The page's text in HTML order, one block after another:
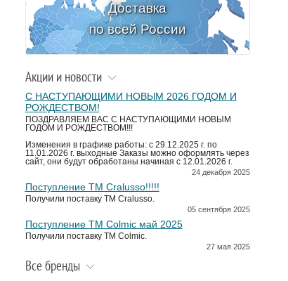
Доставка
по всей России
Акции и новости
С НАСТУПАЮЩИМИ НОВЫМ 2026 ГОДОМ И
РОЖДЕСТВОМ!
ПОЗДРАВЛЯЕМ ВАС С НАСТУПАЮЩИМИ НОВЫМ
ГОДОМ И РОЖДЕСТВОМ!!!
Изменения в графике работы: с 29.12.2025 г. по
11.01.2026 г. выходные Заказы можно оформлять через
сайт, они будут обработаны начиная с 12.01.2026 г.
24 декабря 2025
Поступление TM Cralusso!!!!!
Получили поставку ТМ Cralusso.
05 сентября 2025
Поступление TM Colmic май 2025
Получили поставку ТМ Colmic.
27 мая 2025
Все бренды